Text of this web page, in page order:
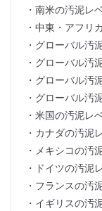
・南米の汚泥レ
・中東・アフリ
・グローバル汚
・グローバル汚
・グローバル汚
・グローバル汚
・米国の汚泥レ
・カナダの汚泥
・メキシコの汚
・ドイツの汚泥
・フランスの汚
・イギリスの汚